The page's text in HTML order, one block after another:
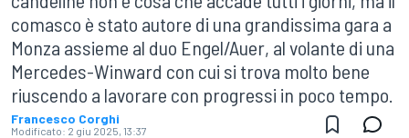
comasco è stato autore di una grandissima gara a
Monza assieme al duo Engel/Auer, al volante di una
Mercedes-Winward con cui si trova molto bene
riuscendo a lavorare con progressi in poco tempo.
Francesco Corghi
Modificato: 2 giu 2025, 13:37